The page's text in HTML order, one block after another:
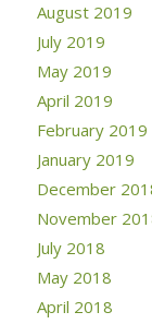
August 2019
July 2019
May 2019
April 2019
February 2019
January 2019
December
November
July 2018
May 2018
April 2018